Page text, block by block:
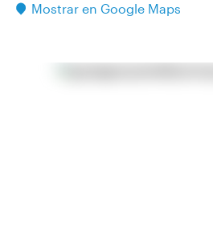
Mostrar en Google Maps